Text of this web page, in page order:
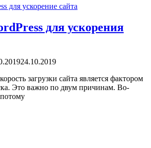
для ускорения
24.10.2019
загрузки сайта является фактором
Это важно по двум причинам. Во-